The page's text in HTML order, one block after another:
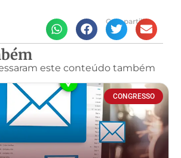
Compartilhe
este conteúdo também
CONGRESSO